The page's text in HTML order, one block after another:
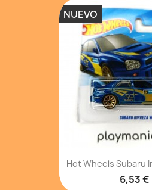
Hot Wheels Subaru
6,53 €
NUEVO